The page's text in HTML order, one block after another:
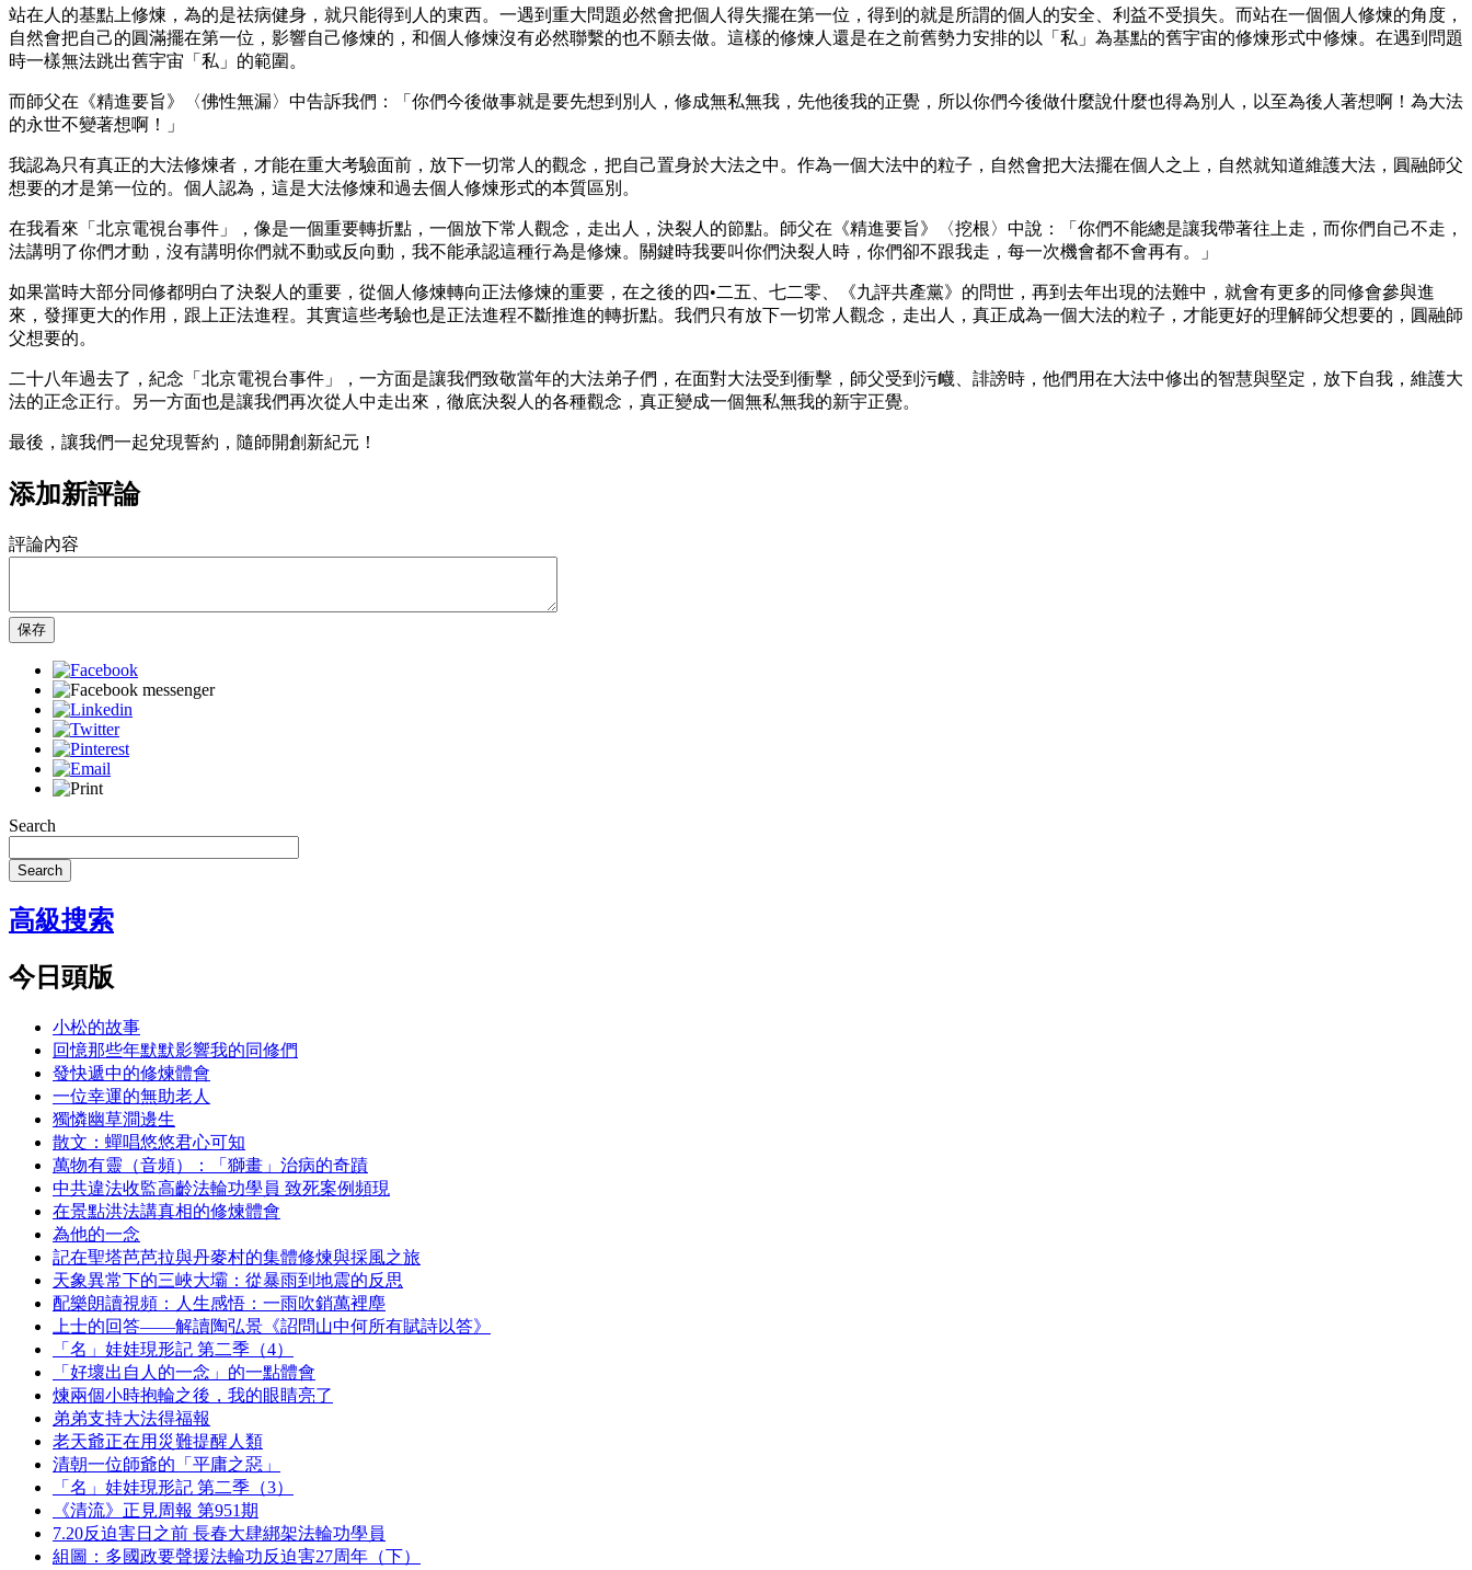
站在人的基點上修煉，為的是祛病健身，就只能得到人的東西。一遇到重大問題必然會把個人得失擺在第一位，得到的就是所謂的個人的安全、利益不受損失。而站在一個個人修煉的角度，
自然會把自己的圓滿擺在第一位，影響自己修煉的，和個人修煉沒有必然聯繫的也不願去做。這樣的修煉人還是在之前舊勢力安排的以「私」為基點的舊宇宙的修煉形式中修煉。在遇到問題
時一樣無法跳出舊宇宙「私」的範圍。
而師父在《精進要旨》〈佛性無漏〉中告訴我們：「你們今後做事就是要先想到別人，修成無私無我，先他後我的正覺，所以你們今後做什麼說什麼也得為別人，以至為後人著想啊！為大法
的永世不變著想啊！」
我認為只有真正的大法修煉者，才能在重大考驗面前，放下一切常人的觀念，把自己置身於大法之中。作為一個大法中的粒子，自然會把大法擺在個人之上，自然就知道維護大法，圓融師父
想要的才是第一位的。個人認為，這是大法修煉和過去個人修煉形式的本質區別。
在我看來「北京電視台事件」，像是一個重要轉折點，一個放下常人觀念，走出人，決裂人的節點。師父在《精進要旨》〈挖根〉中說：「你們不能總是讓我帶著往上走，而你們自己不走，
法講明了你們才動，沒有講明你們就不動或反向動，我不能承認這種行為是修煉。關鍵時我要叫你們決裂人時，你們卻不跟我走，每一次機會都不會再有。」
如果當時大部分同修都明白了決裂人的重要，從個人修煉轉向正法修煉的重要，在之後的四•二五、七二零、《九評共產黨》的問世，再到去年出現的法難中，就會有更多的同修會參與進
來，發揮更大的作用，跟上正法進程。其實這些考驗也是正法進程不斷推進的轉折點。我們只有放下一切常人觀念，走出人，真正成為一個大法的粒子，才能更好的理解師父想要的，圓融師
父想要的。
二十八年過去了，紀念「北京電視台事件」，一方面是讓我們致敬當年的大法弟子們，在面對大法受到衝擊，師父受到污衊、誹謗時，他們用在大法中修出的智慧與堅定，放下自我，維護大
法的正念正行。另一方面也是讓我們再次從人中走出來，徹底決裂人的各種觀念，真正變成一個無私無我的新宇正覺。
最後，讓我們一起兌現誓約，隨師開創新紀元！
添加新評論
評論內容
保存
Search
Search
高級搜索
今日頭版
小松的故事
回憶那些年默默影響我的同修們
發快遞中的修煉體會
一位幸運的無助老人
獨憐幽草澗邊生
散文：蟬唱悠悠君心可知
萬物有靈（音頻）：「獅畫」治病的奇蹟
中共違法收監高齡法輪功學員 致死案例頻現
在景點洪法講真相的修煉體會
為他的一念
記在聖塔芭芭拉與丹麥村的集體修煉與採風之旅
天象異常下的三峽大壩：從暴雨到地震的反思
配樂朗讀視頻：人生感悟：一雨吹銷萬裡塵
上士的回答——解讀陶弘景《詔問山中何所有賦詩以答》
「名」娃娃現形記 第二季（4）
「好壞出自人的一念」的一點體會
煉兩個小時抱輪之後，我的眼睛亮了
弟弟支持大法得福報
老天爺正在用災難提醒人類
清朝一位師爺的「平庸之惡」
「名」娃娃現形記 第二季（3）
《清流》正見周報 第951期
7.20反迫害日之前 長春大肆綁架法輪功學員
組圖：多國政要聲援法輪功反迫害27周年（下）